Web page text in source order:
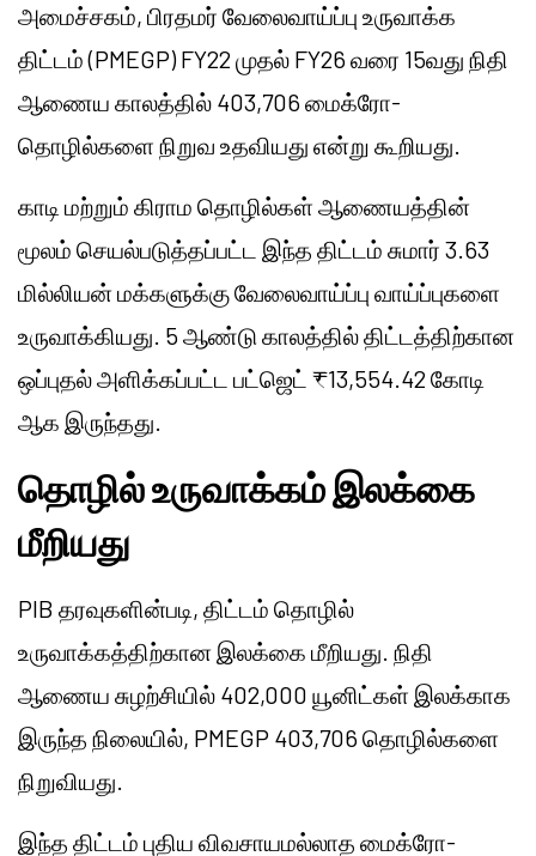
அமைச்சகம், பிரதமர் வேலைவாய்ப்பு உருவாக்க
திட்டம் (PMEGP) FY22 முதல் FY26 வரை 15வது நிதி
ஆணைய காலத்தில் 403,706 மைக்ரோ-
தொழில்களை நிறுவ உதவியது என்று கூறியது.
காடி மற்றும் கிராம தொழில்கள் ஆணையத்தின்
மூலம் செயல்படுத்தப்பட்ட இந்த திட்டம் சுமார் 3.63
மில்லியன் மக்களுக்கு வேலைவாய்ப்பு வாய்ப்புகளை
உருவாக்கியது. 5 ஆண்டு காலத்தில் திட்டத்திற்கான
ஒப்புதல் அளிக்கப்பட்ட பட்ஜெட் ₹13,554.42 கோடி
ஆக இருந்தது.
தொழில் உருவாக்கம் இலக்கை
மீறியது
PIB தரவுகளின்படி, திட்டம் தொழில்
உருவாக்கத்திற்கான இலக்கை மீறியது. நிதி
ஆணைய சுழற்சியில் 402,000 யூனிட்கள் இலக்காக
இருந்த நிலையில், PMEGP 403,706 தொழில்களை
நிறுவியது.
இந்த திட்டம் புதிய விவசாயமல்லாத மைக்ரோ-